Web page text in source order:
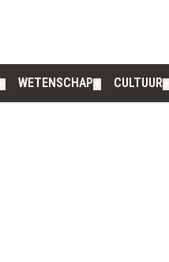
WETENSCHAP CULTUUR